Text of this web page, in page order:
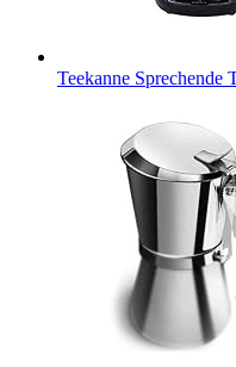
Teekanne Sprechende